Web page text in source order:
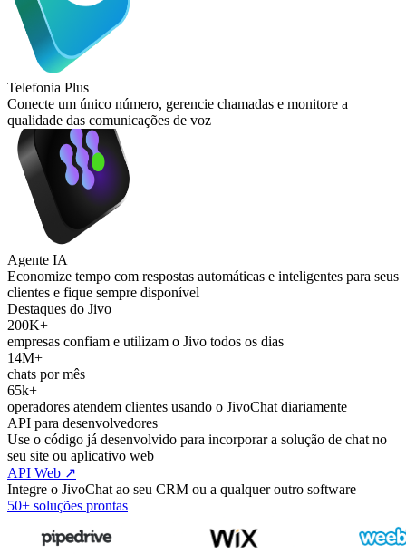
Telefonia Plus
Conecte um único número, gerencie chamadas e monitore a
qualidade das comunicações de voz
Agente IA
Economize tempo com respostas automáticas e inteligentes para seus
clientes e fique sempre disponível
Destaques do Jivo
200K+
empresas confiam e utilizam o Jivo todos os dias
14M+
chats por mês
65k+
operadores atendem clientes usando o JivoChat diariamente
API para desenvolvedores
Use o código já desenvolvido para incorporar a solução de chat no
seu site ou aplicativo web
API Web ↗
Integre o JivoChat ao seu CRM ou a qualquer outro software
50+ soluções prontas